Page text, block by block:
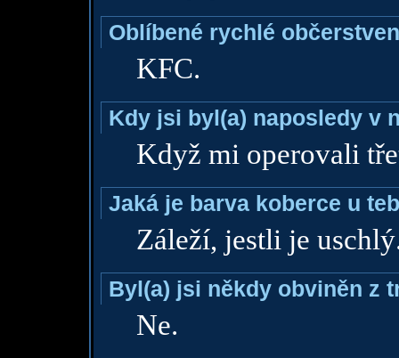
Oblíbené rychlé
KFC.
Kdy jsi byl(a) naposledy v
Když mi operovali
Jaká je barva koberce u
Záleží, jestli je
Byl(a) jsi někdy obviněn z
Ne.